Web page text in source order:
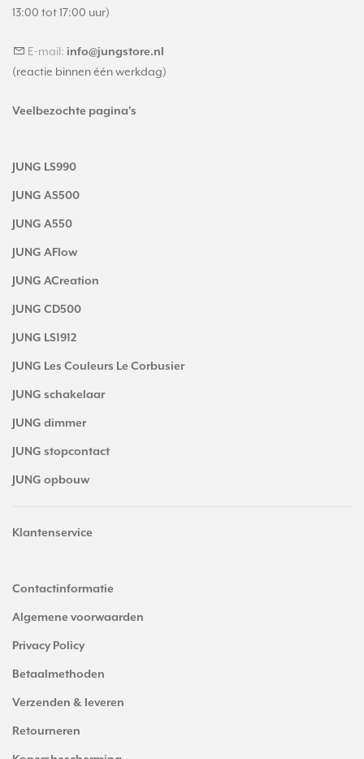
13:00 tot 17:00 uur)
E-mail: info@jungstore.nl
(reactie binnen één werkdag)
Veelbezochte pagina's
JUNG LS990
JUNG AS500
JUNG A550
JUNG AFlow
JUNG ACreation
JUNG CD500
JUNG LS1912
JUNG Les Couleurs Le Corbusier
JUNG schakelaar
JUNG dimmer
JUNG stopcontact
JUNG opbouw
Klantenservice
Contactinformatie
Algemene voorwaarden
Privacy Policy
Betaalmethoden
Verzenden & leveren
Retourneren